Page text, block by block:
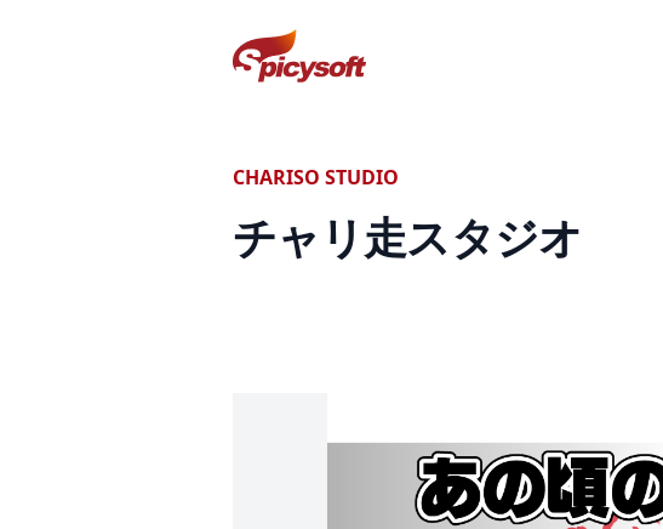
スパイシーソフト株式会社
CHARISO STUDIO
チャリ走スタジオ